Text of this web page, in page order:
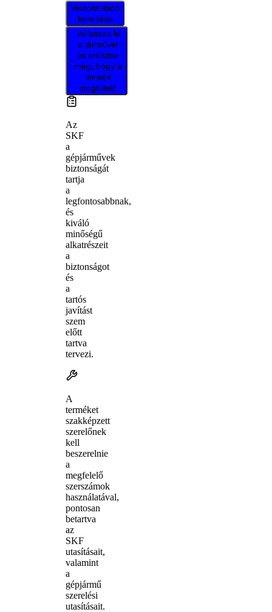
Viszonteladó
keresése
Válassza ki
a járművét
és erősítse
meg, hogy a
termék
megfelelő
Az
SKF
a
gépjárművek
biztonságát
tartja
a
legfontosabbnak,
és
kiváló
minőségű
alkatrészeit
a
biztonságot
és
a
tartós
javítást
szem
előtt
tartva
tervezi.
A
terméket
szakképzett
szerelőnek
kell
beszerelnie
a
megfelelő
szerszámok
használatával,
pontosan
betartva
az
SKF
utasításait,
valamint
a
gépjármű
szerelési
utasításait.